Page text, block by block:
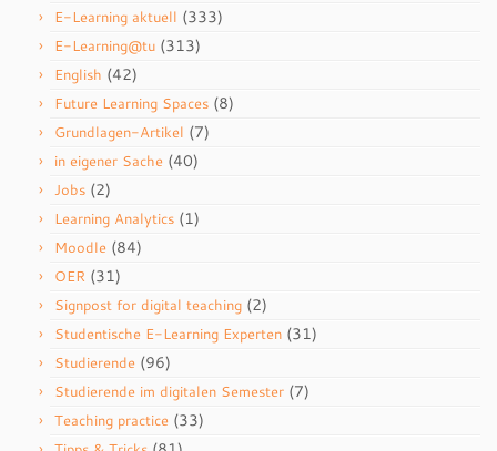
E-Learning aktuell (333)
E-Learning@tu (313)
English (42)
Future Learning Spaces (8)
Grundlagen-Artikel (7)
in eigener Sache (40)
Jobs (2)
Learning Analytics (1)
Moodle (84)
OER (31)
Signpost for digital teaching (2)
Studentische E-Learning Experten (31)
Studierende (96)
Studierende im digitalen Semester (7)
Teaching practice (33)